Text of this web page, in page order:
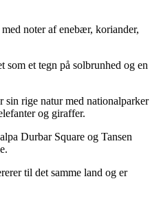
noter af enebær, koriander,
som et tegn på solbrunhed og en
rige natur med nationalparker
og giraffer.
Durbar Square og Tansen
til det samme land og er